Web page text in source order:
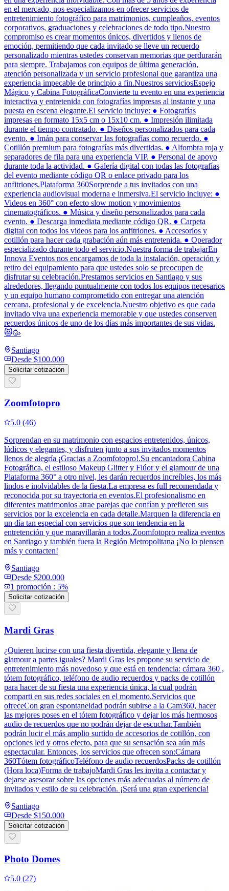
en el mercado, nos especializamos en ofrecer servicios de
entretenimiento fotográfico para matrimonios, cumpleaños, eventos
corporativos, graduaciones y celebraciones de todo tipo.Nuestro
compromiso es crear momentos únicos, divertidos y llenos de
emoción, permitiendo que cada invitado se lleve un recuerdo
personalizado mientras ustedes conservan memorias que perdurarán
para siempre. Trabajamos con equipos de última generación,
atención personalizada y un servicio profesional que garantiza una
experiencia impecable de principio a fin.Nuestros serviciosEspejo
Mágico y Cabina FotográficaConvierte tu evento en una experiencia
interactiva y entretenida con fotografías impresas al instante y una
puesta en escena elegante.El servicio incluye: ● Fotografías
impresas en formato 15x5 cm o 15x10 cm. ● Impresión ilimitada
durante el tiempo contratado. ● Diseños personalizados para cada
evento. ● Imán para conservar las fotografías como recuerdo. ●
Cotillón premium para fotografías más divertidas. ● Alfombra roja y
separadores de fila para una experiencia VIP. ● Personal de apoyo
durante toda la actividad. ● Galería digital con todas las fotografías
del evento mediante código QR o enlace privado para los
anfitriones.Plataforma 360Sorprende a tus invitados con una
experiencia audiovisual moderna e inmersiva.El servicio incluye: ●
Videos en 360° con efecto slow motion y movimientos
cinematográficos. ● Música y diseño personalizados para cada
evento. ● Descarga inmediata mediante código QR. ● Carpeta
digital con todos los videos para los anfitriones. ● Accesorios y
cotillón para hacer cada grabación aún más entretenida. ● Operador
especializado durante todo el servicio.Nuestra forma de trabajarEn
Innova Eventos nos encargamos de toda la instalación, operación y
retiro del equipamiento para que ustedes solo se preocupen de
disfrutar su celebración.Prestamos servicios en Santiago y sus
alrededores, llegando puntualmente con todos los equipos necesarios
y un equipo humano comprometido con entregar una atención
cercana, profesional y de excelencia.Nuestro objetivo es que cada
invitado viva una experiencia memorable y que ustedes conserven
recuerdos únicos de uno de los días más importantes de sus vidas.
😻🥳
Santiago
Desde $100.000
Solicitar cotización
Zoomfotopro
5.0 (46)
Sorprendan en su matrimonio con espacios entretenidos, únicos,
lúdicos y elegantes, y disfruten junto a sus invitados momentos
llenos de alegría ¡Gracias a Zoomfotopro!.Su encantadora Cabina
Fotográfica, el estiloso Makeup Glitter y Flúor y el glamour de una
Plataforma 360° a otro nivel, les darán recuerdos increíbles, los más
lindos e inolvidables de la fiesta.La empresa es full recomendada y
reconocida por su trayectoria en eventos.El profesionalismo en
diferentes matrimonios atrae parejas que confían y prefieren sus
servicios por la excelencia en cada detalle.Marquen la diferencia en
un día tan especial con servicios que son tendencia en la
entretención y que maravillarán a todos.Zoomfotopro realiza eventos
en Santiago y también fuera la Región Metropolitana ¡No lo piensen
más y contacten!
Santiago
Desde $200.000
1 promoción : 5%
Solicitar cotización
Mardi Gras
¿Quieren lucirse con una fiesta divertida, elegante y llena de
glamour a partes iguales? Mardi Gras les propone su servicio de
entretenimiento más novedoso y que está en tendencia: cámara 360 ,
tótem fotográfico, teléfono de audio recuerdos y packs de cotillón
para hacer de su fiesta una experiencia única, la cual podrán
comparti en sus redes sociales en el momento.Servicios que
ofreceCon gran espontaneidad podrán subirse a la Cam360, hacer
las mejores poses en el tótem fotográfico y dejar los más hermosos
audio de recuerdos que no podrán dejar de escuchar.También
podrán lucir el más amplio surtido de accesorios de cotillón, con
opciones led y otros efecto, para que su sensación sea aún más
espectacular. Entonces, los servicios que ofrecen son:Cámara
360Tótem fotográficoTeléfono de audio recuerdosPacks de cotillón
(Hora loca)Forma de trabajoMardi Gras les invita a contactar y
dejarse asesorar sobre las opciones más adecuadas al número de
invitados y estilo de su celebración. ¡Será una gran experiencia!
Santiago
Desde $150.000
Solicitar cotización
Photo Domes
5.0 (27)